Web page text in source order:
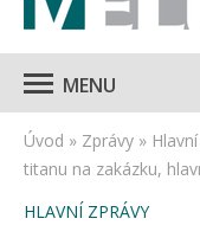
MENU
Úvod » Zprávy »
titanu na zakázku,
HLAVNÍ ZPRÁVY